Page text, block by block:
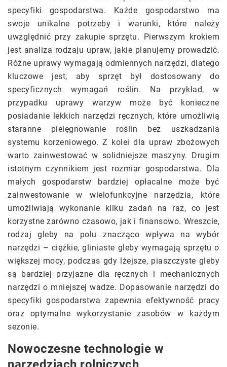
specyfiki gospodarstwa. Każde gospodarstwo ma
swoje unikalne potrzeby i warunki, które należy
uwzględnić przy zakupie sprzętu. Pierwszym krokiem
jest analiza rodzaju upraw, jakie planujemy prowadzić.
Różne uprawy wymagają odmiennych narzędzi, dlatego
kluczowe jest, aby sprzęt był dostosowany do
specyficznych wymagań roślin. Na przykład, w
przypadku uprawy warzyw może być konieczne
posiadanie lekkich narzędzi ręcznych, które umożliwią
staranne pielęgnowanie roślin bez uszkadzania
systemu korzeniowego. Z kolei dla upraw zbożowych
warto zainwestować w solidniejsze maszyny. Drugim
istotnym czynnikiem jest rozmiar gospodarstwa. Dla
małych gospodarstw bardziej opłacalne może być
zainwestowanie w wielofunkcyjne narzędzia, które
umożliwiają wykonanie kilku zadań na raz, co jest
korzystne zarówno czasowo, jak i finansowo. Wreszcie,
rodzaj gleby na polu znacząco wpływa na wybór
narzędzi – ciężkie, gliniaste gleby wymagają sprzętu o
większej mocy, podczas gdy lżejsze, piaszczyste gleby
są bardziej przyjazne dla ręcznych i mechanicznych
narzędzi o mniejszej wadze. Dopasowanie narzędzi do
specyfiki gospodarstwa zapewnia efektywność pracy
oraz optymalne wykorzystanie zasobów w każdym
sezonie.
Nowoczesne technologie w